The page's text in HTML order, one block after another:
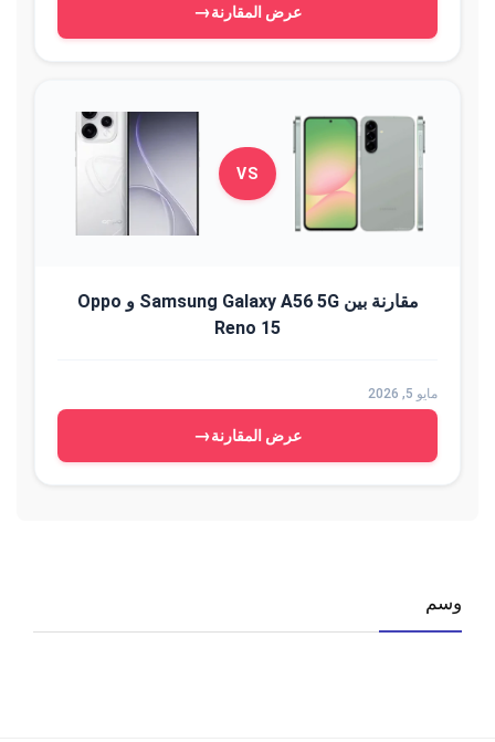
عرض المقارنة→
VS
مقارنة بين Samsung Galaxy A56 5G و Oppo
Reno 15
مايو 5, 2026
عرض المقارنة→
وسم